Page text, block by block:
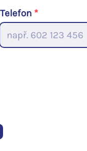
Telefon